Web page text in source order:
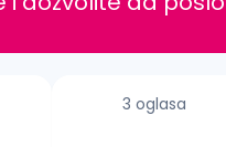
3 oglasa